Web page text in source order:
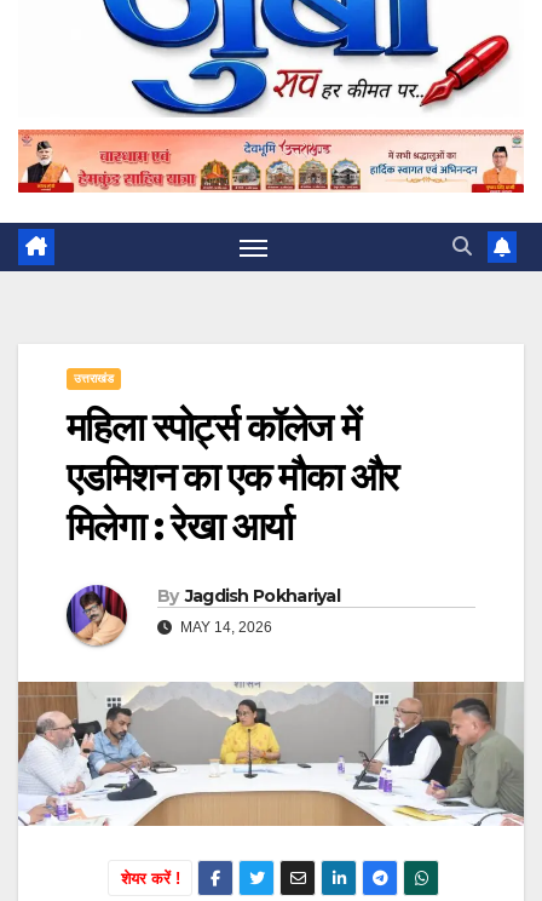
उत्तराखंड
महिला स्पोर्ट्स कॉलेज में
एडमिशन का एक मौका और
मिलेगा : रेखा आर्या
By Jagdish Pokhariyal
MAY 14, 2026
शेयर करें !